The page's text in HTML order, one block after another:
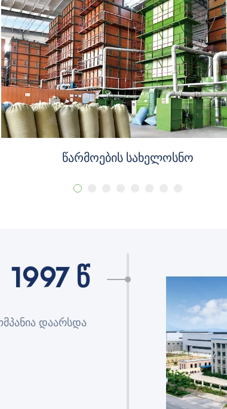
წარმოების სახელოსნო
1997 წ
დაარსდა